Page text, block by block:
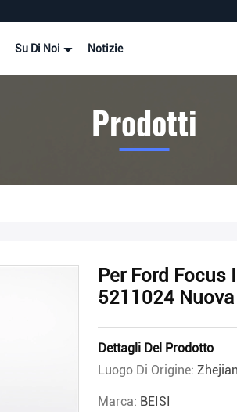
Su Di Noi Notizie
Prodotti
Per Ford
5211024
Dettagli Del Prodotto
Luogo Di Origine:
Marca: BEISI